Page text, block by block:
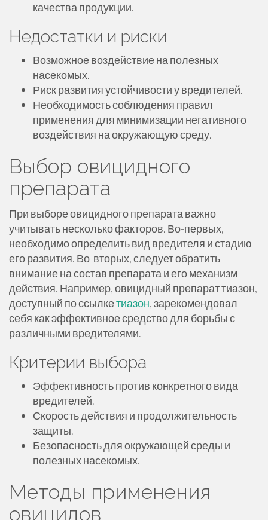
качества продукции.
Недостатки и риски
Возможное воздействие на полезных
насекомых.
Риск развития устойчивости у вредителей.
Необходимость соблюдения правил
применения для минимизации негативного
воздействия на окружающую среду.
Выбор овицидного
препарата
При выборе овицидного препарата важно
учитывать несколько факторов. Во-первых,
необходимо определить вид вредителя и стадию
его развития. Во-вторых, следует обратить
внимание на состав препарата и его механизм
действия. Например, овицидный препарат тиазон,
доступный по ссылкетиазон, зарекомендовал
себя как эффективное средство для борьбы с
различными вредителями.
Критерии выбора
Эффективность против конкретного вида
вредителей.
Скорость действия и продолжительность
защиты.
Безопасность для окружающей среды и
полезных насекомых.
Методы применения
овицидов